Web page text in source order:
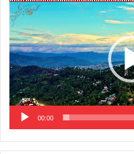
Player
00:00